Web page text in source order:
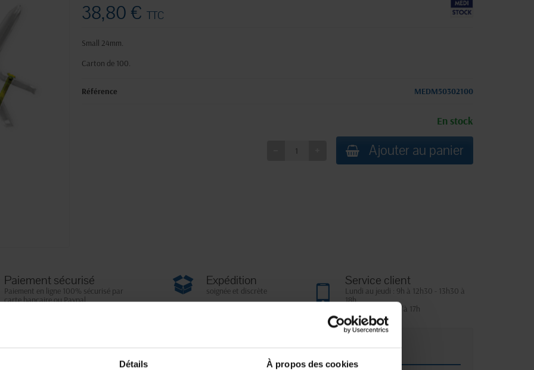
Détails À propos des cookies
38,80 €TTC
Small 24mm.
Carton de 100.
Référence MEDM50302100
En stock
Ajouter au panier
Paiement sécurisé
Paiement en ligne 100% sécurisé par
carte bancaire ou Paypal
Expédition
soignée et discrète
Service client
Lundi au jeudi : 9h à 12h30 - 13h30 à
18h
Le vendredi jusqu'à 17h
Fiche technique